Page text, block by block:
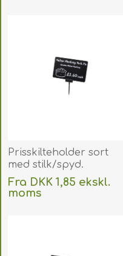
Prisskilteholder sort
med stilk/spyd.
Prisskilteholder sort
m/stilk til plastkort mm.
Fra DKK 1,85 ekskl.
moms